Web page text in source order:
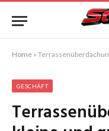
Home »
GESCHÄFT